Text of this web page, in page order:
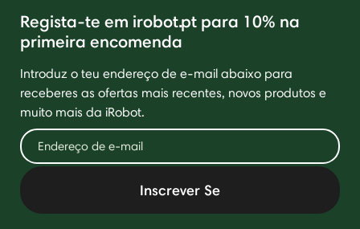
Regista-te em irobot.pt para 10% na
primeira encomenda
Introduz o teu endereço de e-mail abaixo para
receberes as ofertas mais recentes, novos produtos e
muito mais da iRobot.
Inscrever Se